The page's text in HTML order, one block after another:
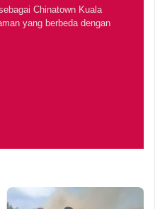
Chinatown Kuala
yang berbeda dengan